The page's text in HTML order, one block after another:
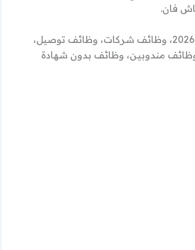
فان.
وظائف سائقين، وظائف كاش فان، وظائف الأردن 2026، وظائف شركات، وظائف توصيل،
مندوبين، وظائف بدون شهادة